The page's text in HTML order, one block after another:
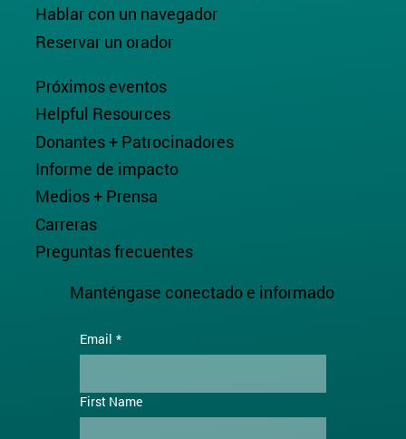
Manténgase conectado e informado
Email *
First Name
Hablar con un navegador
Reservar un orador
Próximos eventos
Helpful Resources
Donantes + Patrocinadores
Informe de impacto
Medios + Prensa
Carreras
Preguntas frecuentes